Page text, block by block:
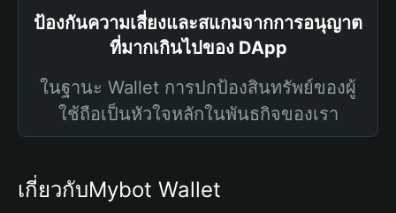
ป้องกันความเสี่ยงและสแกมจากการอนุญาต
ที่มากเกินไปของ DApp
ในฐานะ Wallet การปกป้องสินทรัพย์ของผู้
ใช้ถือเป็นหัวใจหลักในพันธกิจของเรา
เกี่ยวกับMybot Wallet